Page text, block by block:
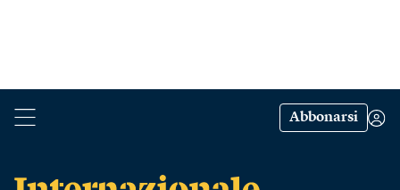
Abbonarsi